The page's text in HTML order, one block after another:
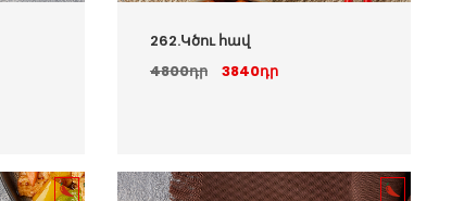
262.Կծու հավ
4800դր
3840դր